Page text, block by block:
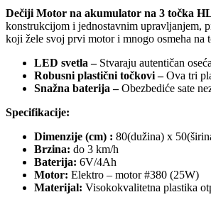
Dečiji Motor na akumulator na 3 točka
konstrukcijom i jednostavnim upravljanjem,
koji žele svoj prvi motor i mnogo osmeha na
LED svetla – Stvaraju autentičan
Robusni plastični točkovi –Ova tri
Snažna baterija –Obezbediće sate
Specifikacije:
Dimenzije (cm) : 80(dužina) x
Brzina: do 3 km/h
Baterija: 6V/4Ah
Motor: Elektro – motor #380 (25W)
Materijal: Visokokvalitetna plastika